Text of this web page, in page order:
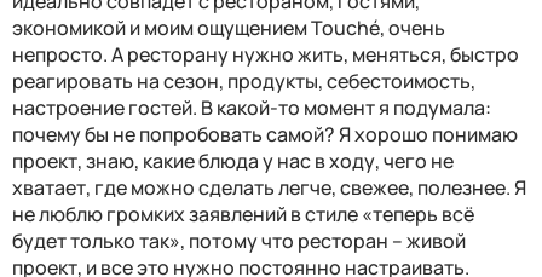
экономикой и моим ощущением Touché, очень
непросто. А ресторану нужно жить, меняться, быстро
реагировать на сезон, продукты, себестоимость,
настроение гостей. В какой-то момент я подумала:
почему бы не попробовать самой? Я хорошо понимаю
проект, знаю, какие блюда у нас в ходу, чего не
хватает, где можно сделать легче, свежее, полезнее. Я
не люблю громких заявлений в стиле «теперь всё
будет только так», потому что ресторан – живой
проект, и все это нужно постоянно настраивать.